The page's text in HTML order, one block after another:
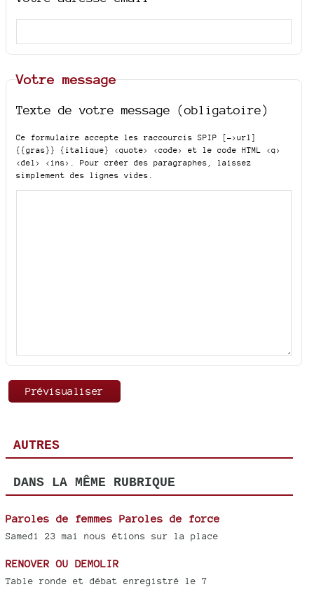
Votre message
Texte de votre message (obligatoire)
Ce formulaire accepte les raccourcis SPIP
[->url]
{{gras}} {italique} <quote> <code>
et le code HTML <q>
<del> <ins>
. Pour créer des paragraphes, laissez
simplement des lignes vides.
AUTRES
DANS LA MÊME RUBRIQUE
Paroles de femmes Paroles de force
Samedi 23 mai nous étions sur la place
RENOVER OU DEMOLIR
Table ronde et débat enregistré le 7